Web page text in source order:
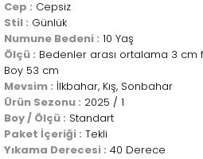
Cep : Cepsiz
Stil : Günlük
Numune Bedeni : 10 Yaş
Ölçü : Bedenler arası ortalama 3 cm
Boy 53 cm
Mevsim : İlkbahar, Kış, Sonbahar
Ürün Sezonu : 2025 / 1
Boy / Ölçü : Standart
Paket İçeriği : Tekli
Yıkama Derecesi : 40 Derece